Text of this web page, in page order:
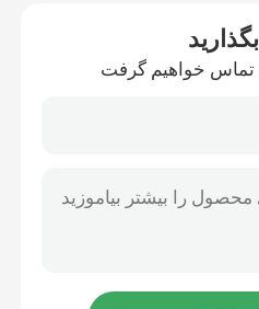
تماس خواهیم گرفت